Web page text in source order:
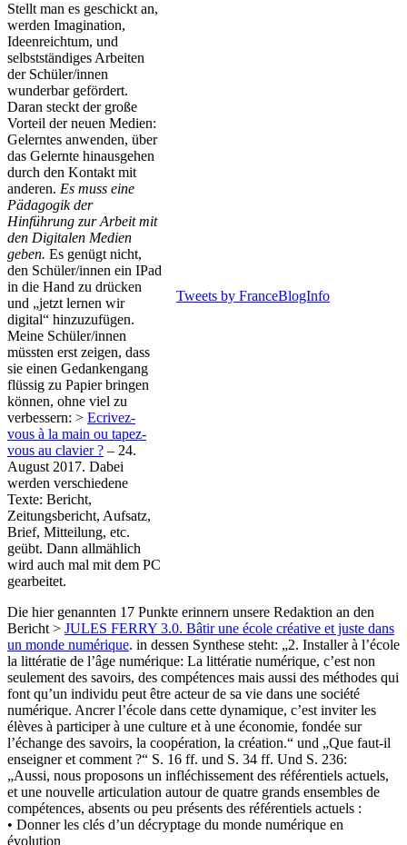
Tweets by FranceBlogInfo
Stellt man es geschickt an,
werden Imagination,
Ideenreichtum, und
selbstständiges Arbeiten
der Schüler/innen
wunderbar gefördert.
Daran steckt der große
Vorteil der neuen Medien:
Gelerntes anwenden, über
das Gelernte hinausgehen
durch den Kontakt mit
anderen. Es muss eine
Pädagogik der
Hinführung zur Arbeit mit
den Digitalen Medien
geben. Es genügt nicht,
den Schüler/innen ein IPad
in die Hand zu drücken
und „jetzt lernen wir
digital“ hinzuzufügen.
Meine Schüler/innen
müssten erst zeigen, dass
sie einen Gedankengang
flüssig zu Papier bringen
können, ohne viel zu
verbessern: > Ecrivez-
vous à la main ou tapez-
vous au clavier ? – 24.
August 2017. Dabei
werden verschiedene
Texte: Bericht,
Zeitungsbericht, Aufsatz,
Brief, Mitteilung, etc.
geübt. Dann allmählich
wird auch mal mit dem PC
gearbeitet.
Die hier genannten 17 Punkte erinnern unsere Redaktion an den
Bericht > JULES FERRY 3.0. Bâtir une école créative et juste dans
un monde numérique. in dessen Synthese steht: „2. Installer à l’école
la littératie de l’âge numérique: La littératie numérique, c’est non
seulement des savoirs, des compétences mais aussi des méthodes qui
font qu’un individu peut être acteur de sa vie dans une société
numérique. Ancrer l’école dans cette dynamique, c’est inviter les
élèves à participer à une culture et à une économie, fondée sur
l’échange des savoirs, la coopération, la création.“ und „Que faut-il
enseigner et comment ?“ S. 16 ff. und S. 34 ff. Und S. 236:
„Aussi, nous proposons un infléchissement des référentiels actuels,
et une nouvelle articulation autour de quatre grands ensembles de
compétences, absents ou peu présents des référentiels actuels :
• Donner les clés d’un décryptage du monde numérique en
évolution